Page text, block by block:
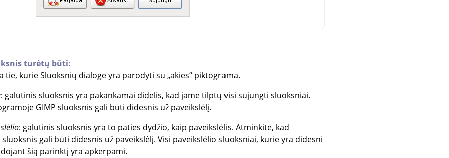
turėtų būti:
tie, kurie Sluoksnių dialoge yra parodyti su „akies“piktograma.
: galutinis sluoksnis yra pakankamai didelis, kad jame tilptų visi sujungti sluoksniai.
GIMP sluoksnis gali būti didesnis už paveikslėlį.
: galutinis sluoksnis yra to paties dydžio, kaip paveikslėlis. Atminkite, kad
sluoksnis gali būti didesnis už paveikslėlį. Visi paveikslėlio sluoksniai, kurie yra didesni
šią parinktį yra apkerpami.